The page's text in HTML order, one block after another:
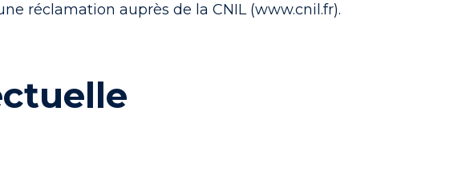
réclamation auprès de la CNIL (www.cnil.fr).